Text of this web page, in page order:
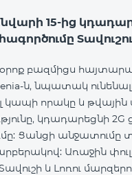
15-ից
բազմիցս
ն, նպատակ
կապի որակը և թվային
կդադարեցնի 2G
Ցանցի անջատումը
Առաջին
և Լոռու